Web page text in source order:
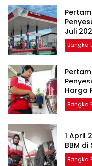
Juli
Bangka
Harga
Bangka
1 April
BBM di
Bangka